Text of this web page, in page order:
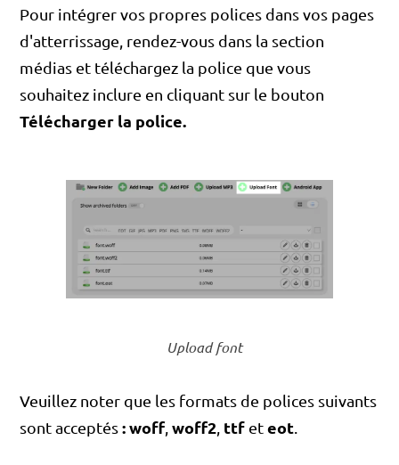
Pour intégrer vos propres polices dans vos pages
d'atterrissage, rendez-vous dans la section
médias et téléchargez la police que vous
souhaitez inclure en cliquant sur le bouton
Télécharger la police.
Upload font
Veuillez noter que les formats de polices suivants
sont acceptés: woff,woff2 ttf eteot